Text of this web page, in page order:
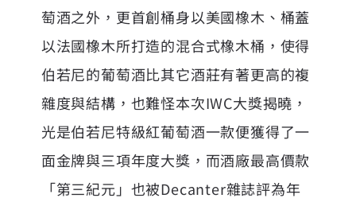
萄酒之外，更首創桶身以美國橡木、桶蓋
以法國橡木所打造的混合式橡木桶，使得
伯若尼的葡萄酒比其它酒莊有著更高的複
雜度與結構，也難怪本次IWC大獎揭曉，
光是伯若尼特級紅葡萄酒一款便獲得了一
面金牌與三項年度大獎，而酒廠最高價款
「第三紀元」也被Decanter雜誌評為年